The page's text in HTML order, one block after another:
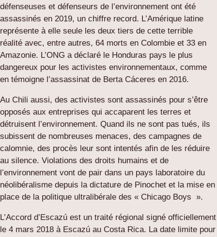
défenseuses et défenseurs de l’environnement ont été
assassinés en 2019, un chiffre record. L’Amérique latine
représente à elle seule les deux tiers de cette terrible
réalité avec, entre autres, 64 morts en Colombie et 33 en
Amazonie. L’ONG a déclaré le Honduras pays le plus
dangereux pour les activistes environnementaux, comme
en témoigne l’assassinat de Berta Cáceres en 2016.
Au Chili aussi, des activistes sont assassinés pour s’être
opposés aux entreprises qui accaparent les terres et
détruisent l’environnement. Quand ils ne sont pas tués, ils
subissent de nombreuses menaces, des campagnes de
calomnie, des procès leur sont intentés afin de les réduire
au silence. Violations des droits humains et de
l’environnement vont de pair dans un pays laboratoire du
néolibéralisme depuis la dictature de Pinochet et la mise en
place de la politique ultralibérale des « Chicago Boys ».
L’Accord d’Escazú est un traité régional signé officiellement
le 4 mars 2018 à Escazú au Costa Rica. La date limite pour